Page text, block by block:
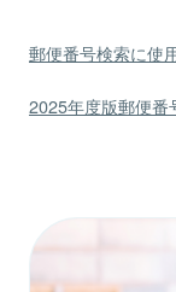
郵便番号検索に使
2025年度版郵便番